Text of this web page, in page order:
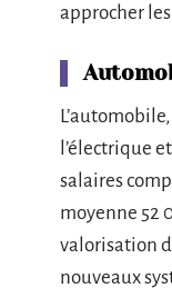
approcher
l’électrique
salaires
moyenne 52
valorisation
nouveaux